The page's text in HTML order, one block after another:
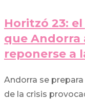
Horitzó 23:
que
reponerse a
Andorra se
de la crisis